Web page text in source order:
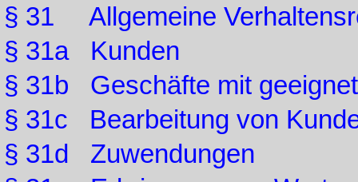
§ 31 Allgemeine
§ 31a Kunden
§ 31b Geschäfte mit
§ 31c Bearbeitung von
§ 31d Zuwendungen